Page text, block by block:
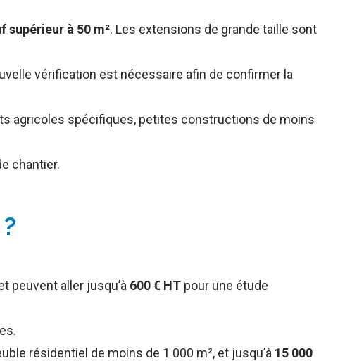
à 50 m². Les extensions de grande taille sont
vérification est nécessaire afin de confirmer la
agricoles spécifiques, petites constructions de moins
chantier.
peuvent aller jusqu’à 600 € HT pour une étude
résidentiel de moins de 1 000 m², et jusqu’à 15 000